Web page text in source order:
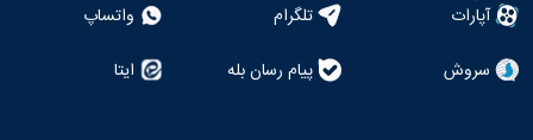
آپارات تلگرام
واتساپ
سروش
پیام رسان بله ایتا